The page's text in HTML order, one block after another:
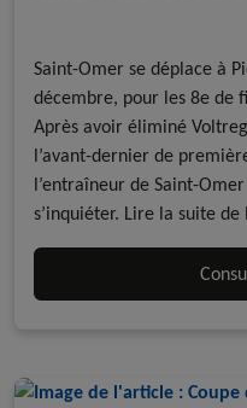
Saint-Omer se déplace à
décembre, pour les 8e de
Après avoir éliminé
l’avant-dernier de
l’entraîneur de Saint-
s’inquiéter. Lire la suite de